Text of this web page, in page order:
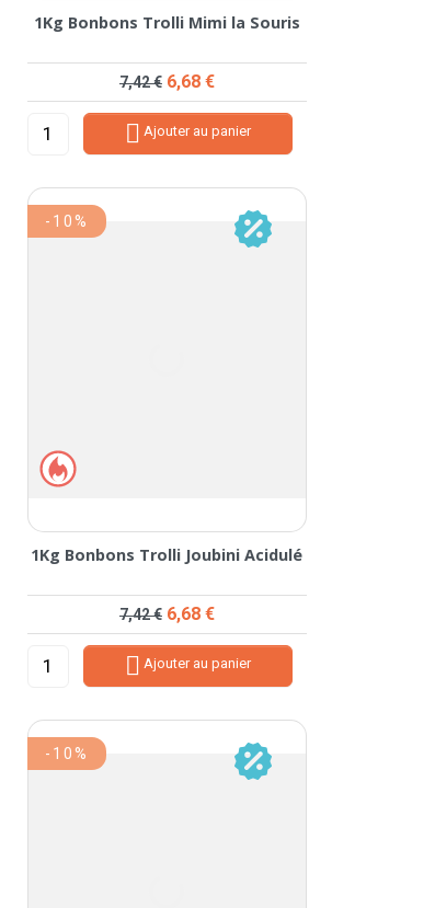
1Kg Bonbons Trolli Mimi la Souris
Prix de base
7,42 € Prix
6,68 €
 Ajouter au panier
1Kg Bonbons Trolli Joubini Acidulé
Prix de base
7,42 € Prix
6,68 €
 Ajouter au panier
-10%
-10%